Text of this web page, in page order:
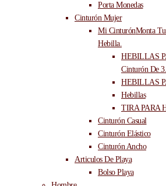
Porta Monedas
Cinturón Mujer
Mi CinturónMonta
Hebilla.
HEBILLAS
Cinturón De
HEBILLAS
Hebillas
TIRA PARA
Cinturón Casual
Cinturón Elástico
Cinturón Ancho
Articulos De Playa
Bolso Playa